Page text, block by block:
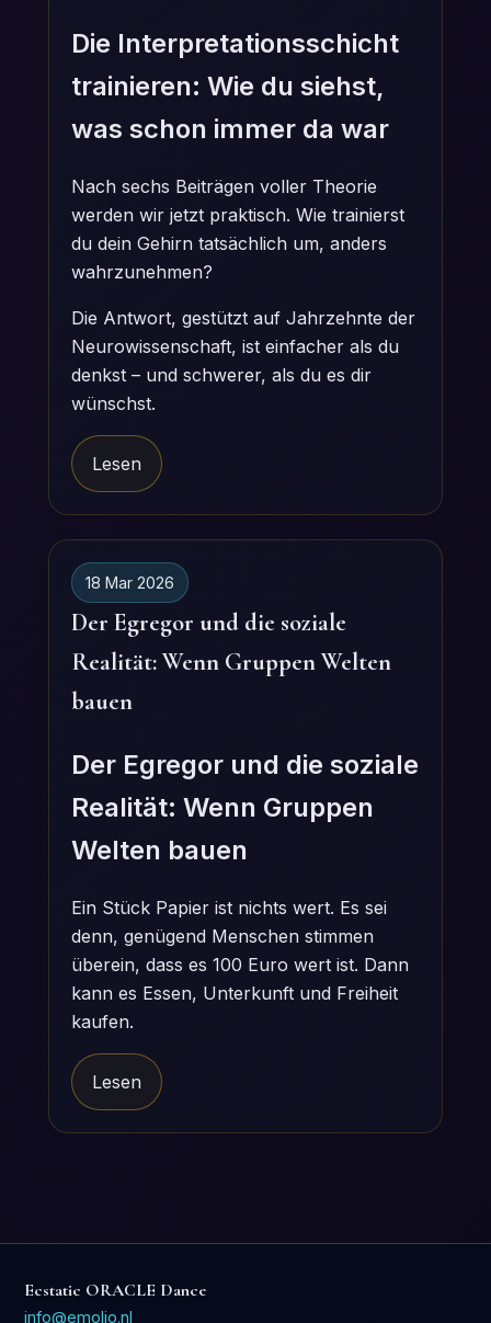
Die Interpretationsschicht
trainieren: Wie du siehst,
was schon immer da war
Nach sechs Beiträgen voller Theorie
werden wir jetzt praktisch. Wie trainierst
du dein Gehirn tatsächlich um, anders
wahrzunehmen?
Die Antwort, gestützt auf Jahrzehnte der
Neurowissenschaft, ist einfacher als du
denkst – und schwerer, als du es dir
wünschst.
Lesen
18 Mar 2026
Der Egregor und die soziale
Realität: Wenn Gruppen Welten
bauen
Der Egregor und die soziale
Realität: Wenn Gruppen
Welten bauen
Ein Stück Papier ist nichts wert. Es sei
denn, genügend Menschen stimmen
überein, dass es 100 Euro wert ist. Dann
kann es Essen, Unterkunft und Freiheit
kaufen.
Lesen
Ecstatic ORACLE Dance
info@emolio.nl